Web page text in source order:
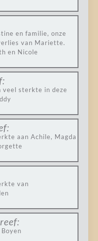
en familie, onze
van Mariette.
en Nicole
veel sterkte in deze
aan Achile, Magda
van